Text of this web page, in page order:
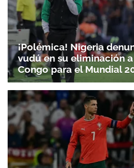
¡Polémica! Nigeria
vudú en su eliminación
Congo para el Mundial